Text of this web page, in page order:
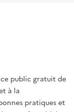
public gratuit de
à la
pratiques et